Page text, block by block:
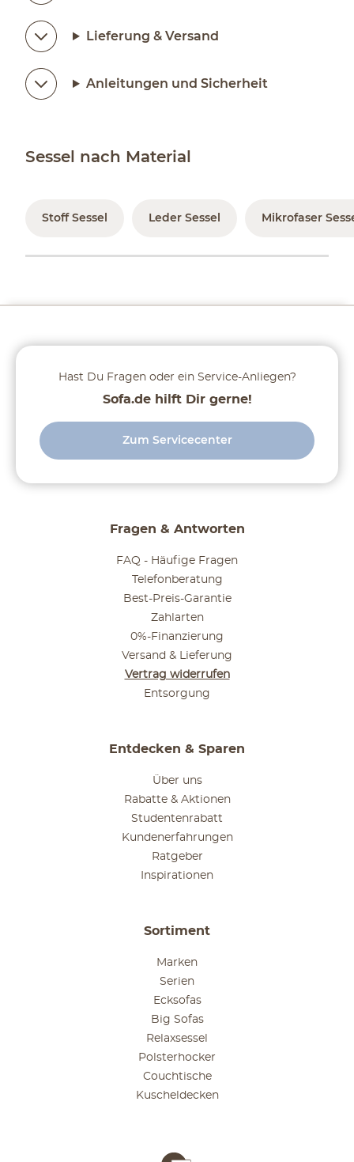
Lieferung & Versand
Anleitungen und Sicherheit
Sessel nach Material
Stoff Sessel Leder Sessel Mikrofaser
Fragen & Antworten
FAQ - Häufige Fragen
Telefonberatung
Best-Preis-Garantie
Zahlarten
0%-Finanzierung
Versand & Lieferung
Vertrag widerrufen
Entsorgung
Entdecken & Sparen
Über uns
Rabatte & Aktionen
Studentenrabatt
Kundenerfahrungen
Ratgeber
Inspirationen
Sortiment
Marken
Serien
Ecksofas
Big Sofas
Relaxsessel
Polsterhocker
Couchtische
Kuscheldecken
Hast Du Fragen oder ein Service-Anliegen?
Sofa.de hilft Dir gerne!
Zum Servicecenter